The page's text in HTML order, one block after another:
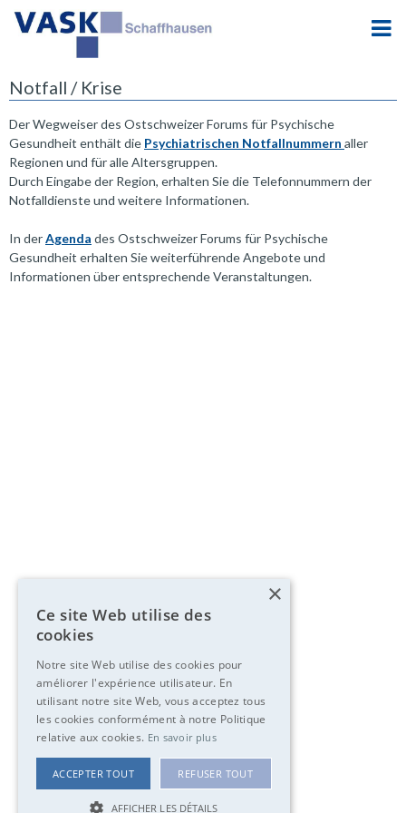
Notfall / Krise
Der Wegweiser des Ostschweizer Forums für Psychische
Gesundheit enthält die Psychiatrischen Notfallnummern aller
Regionen und für alle Altersgruppen.
Durch Eingabe der Region, erhalten Sie die Telefonnummern der
Notfalldienste und weitere Informationen.
In derAgenda des Ostschweizer Forums für Psychische
Gesundheit erhalten Sie weiterführende Angebote und
Informationen über entsprechende Veranstaltungen.
×
Ce site Web utilise des
cookies
Notre site Web utilise des cookies pour
améliorer l'expérience utilisateur. En
utilisant notre site Web, vous acceptez tous
les cookies conformément à notre Politique
relative aux cookies. En savoir plus
ACCEPTER TOUT REFUSER TOUT
AFFICHER LES DÉTAILS